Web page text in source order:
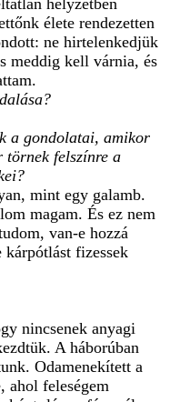
élete rendezetten
ne hirtelenkedjük
meddig kell várnia, és
a gondolatai, amikor
törnek felszínre a
mint egy galamb.
magam. És ez nem
van-e hozzá
fizessek
nincsenek anyagi
A háborúban
Odamenekített a
ahol feleségem